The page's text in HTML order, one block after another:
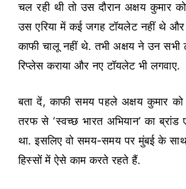
चल रही थी तो उस दौरान अक्षय कुमार
उस एरिया में कई जगह टॉयलेट नहीं थे
काफी चालू नहीं थे. तभी अक्षय ने उन सभी
रिप्लेस कराया और नए टॉयलेट भी लगवाए.
बता दें, काफी समय पहले अक्षय कुमार को
तरफ से ‘स्वच्छ भारत अभियान’ का ब्रांड
था. इसलिए वो समय-समय पर मुंबई के
हिस्सों में ऐसे काम करते रहते हैं.